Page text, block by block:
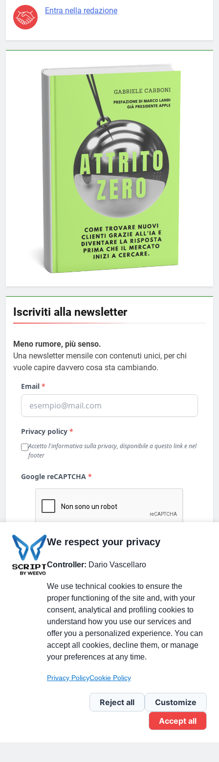
Entra nella redazione
Iscriviti alla newsletter
Meno rumore, più senso.
Una newsletter mensile con contenuti unici, per chi
vuole capire davvero cosa sta cambiando.
Partecipa alla discussione
Pagina Linkedin
Newsletter Linkedin
We respect your privacy
Controller: Dario Vascellaro
We use technical cookies to ensure the
proper functioning of the site and, with your
consent, analytical and profiling cookies to
understand how you use our services and
offer you a personalized experience. You can
accept all cookies, decline them, or manage
your preferences at any time.
Privacy PolicyCookie Policy
Reject all
Customize
Accept all